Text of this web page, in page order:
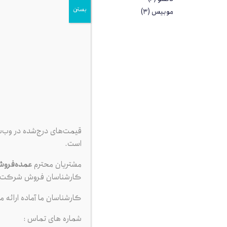
موبیس (3)
قیمت‌های درج‌شده در
است.
مشتریان محترم
کارشناسان فروش
کارشناسان ما آماده
شماره های تماس :
بستن